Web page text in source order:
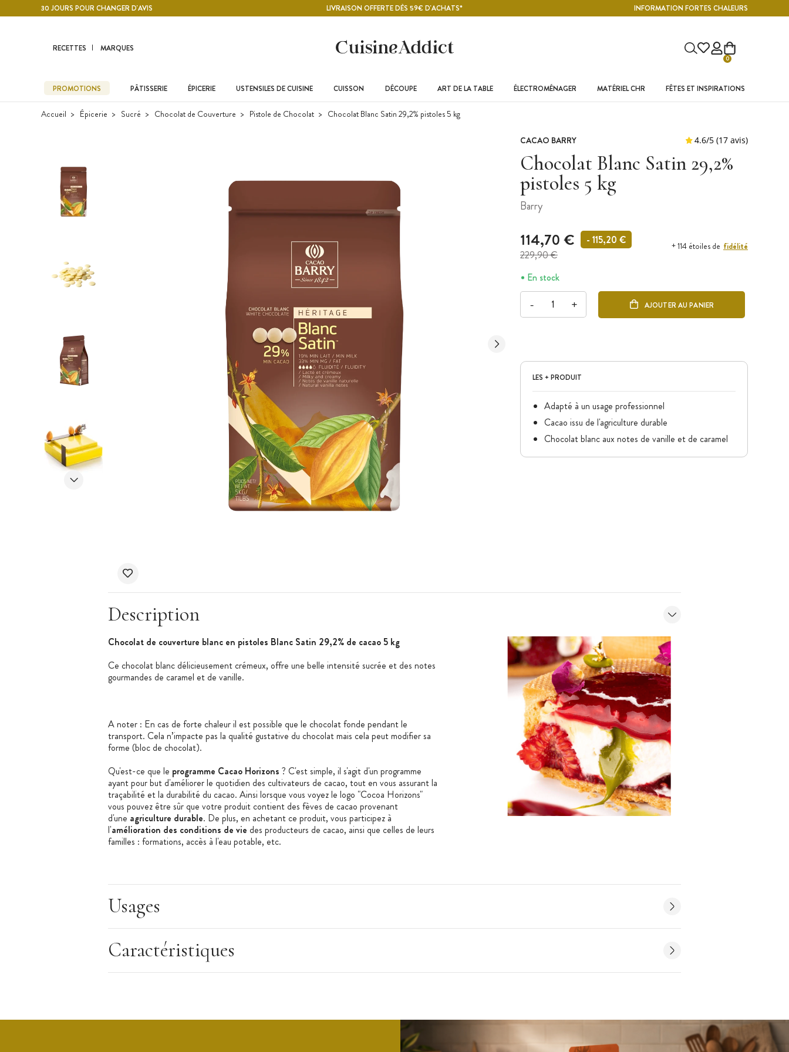
Contenu principal30 JOURS POUR CHANGER D'AVIS LIVRAISON OFFERTE DÈS 59€ D'ACHATS* INFORMATION FORTES CHALEURS
RECETTES MARQUES
0
PROMOTIONS PÂTISSERIE ÉPICERIE USTENSILES DE CUISINE CUISSON DÉCOUPE ART DE LA TABLE ÉLECTROMÉNAGER MATÉRIEL CHR FÊTES ET INSPIRATIONS
Accueil Épicerie Sucré Chocolat de Couverture Pistole de Chocolat Chocolat Blanc Satin 29,2% pistoles 5 kg
CACAO BARRY
Chocolat Blanc Satin 29,2%
pistoles 5 kg
Barry
114,70 €
229,90 €
- 115,20 € + 114 étoiles de fidélité
En stock
- + AJOUTER AU PANIER
LES + PRODUIT
Adapté à un usage professionnel
Cacao issu de l'agriculture durable
Chocolat blanc aux notes de vanille et de caramel
Description
Chocolat de couverture blanc en pistoles Blanc Satin 29,2% de cacao 5 kg
Ce chocolat blanc délicieusement crémeux, offre une belle intensité sucrée et des notes
gourmandes de caramel et de vanille.
A noter : En cas de forte chaleur il est possible que le chocolat fonde pendant le
transport. Cela n’impacte pas la qualité gustative du chocolat mais cela peut modifier sa
forme (bloc de chocolat).
Qu'est-ce que le programme Cacao Horizons ? C'est simple, il s'agit d'un programme
ayant pour but d'améliorer le quotidien des cultivateurs de cacao, tout en vous assurant la
traçabilité et la durabilité du cacao. Ainsi lorsque vous voyez le logo "Cocoa Horizons"
vous pouvez être sûr que votre produit contient des fèves de cacao provenant
d'une agriculture durable. De plus, en achetant ce produit, vous participez à
l'amélioration des conditions de vie des producteurs de cacao, ainsi que celles de leurs
familles : formations, accès à l'eau potable, etc.
Conditionnement:
Sac de 5 kg de Pistoles Chocolat Blanc
Simples d'utilisation, les pistoles sont des petits palets de chocolat d'environ 2g qui
simplifient le dosage de vos recettes chocolatées et facilitent la fonte.
Usages
Caractéristiques